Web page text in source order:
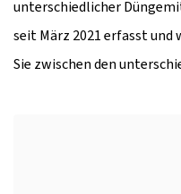
unterschiedlicher
seit März 2021 erfasst
Sie zwischen den